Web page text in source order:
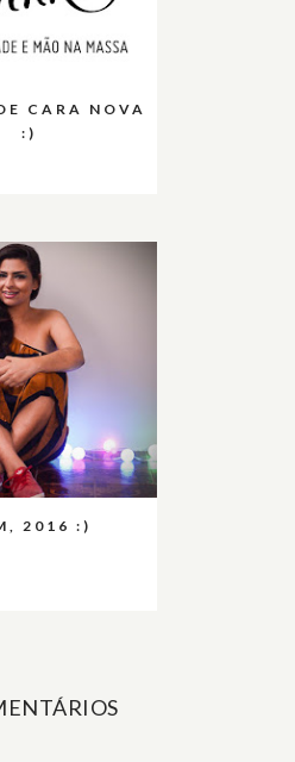
CARA NOVA
:)
2016 :)